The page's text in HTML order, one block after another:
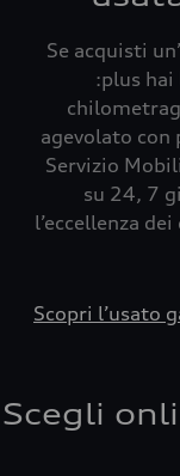
Se acquisti
:plus hai
agevolato con
Servizio
su 24, 7
l’eccellenza
Scopri l’usato
Scegli